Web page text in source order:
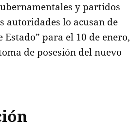
y partidos
autoridades lo acusan de
para el 10 de enero,
de posesión del nuevo